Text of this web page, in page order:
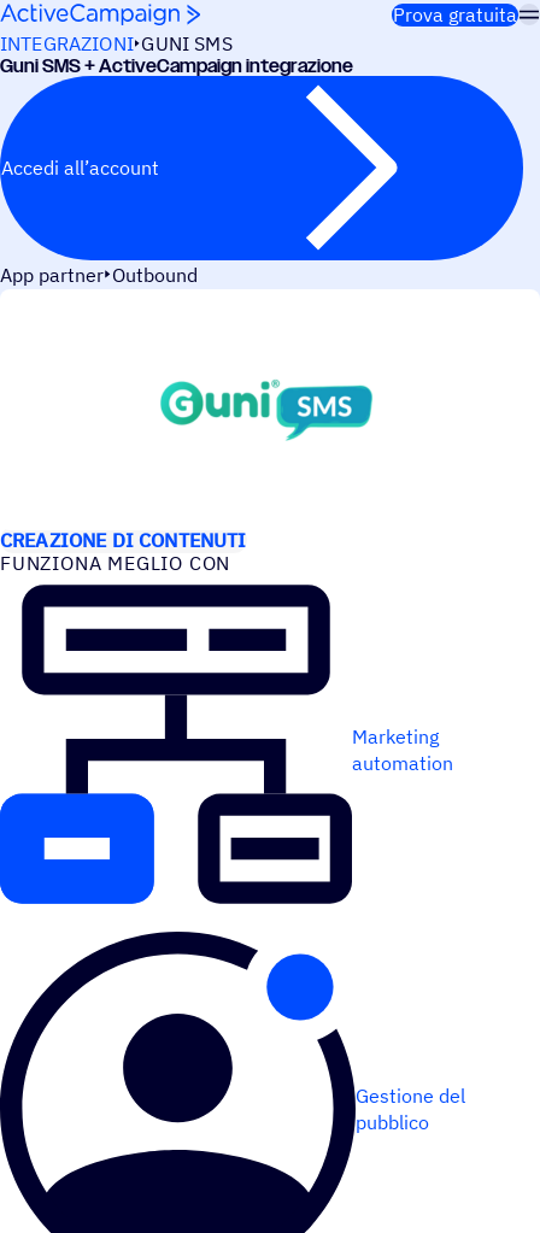
Salta al contenuto
Prova gratuita
INTEGRAZIONI GUNI SMS
Guni SMS + ActiveCampaign integrazione
Accedi all’account
App partner Outbound
CREAZIONE DI CONTENUTI
FUNZIONA MEGLIO CON
Marketing
automation
Gestione del
pubblico